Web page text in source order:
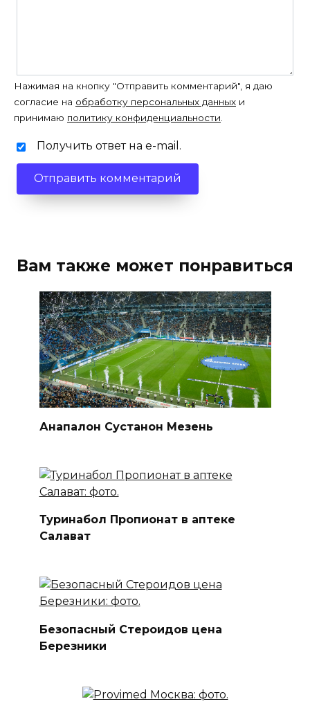
Нажимая на кнопку "Отправить комментарий", я даю
согласие на обработку персональных данных и
принимаю политику конфиденциальности
Получить ответ на e-mail.
Вам также может понравиться
Анапалон Сустанон Мезень
Туринабол Пропионат в аптеке
Салават
Безопасный Стероидов цена
Березники